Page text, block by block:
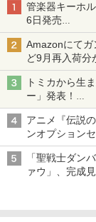
管楽器キーホ
6日発売
チューバ、テ
Amazonにてガ
ど9月再入荷分
トミカから生
ー」発表！
詳細は後日公
アニメ『伝説
ンオプション
「聖戦士ダン
ァウ」、完成